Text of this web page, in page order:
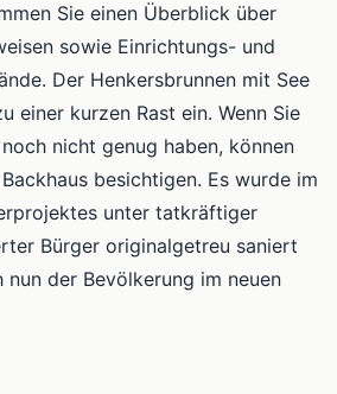
Sie einen Überblick über
sowie Einrichtungs- und
Der Henkersbrunnen mit See
einer kurzen Rast ein. Wenn Sie
nicht genug haben, können
besichtigen. Es wurde im
unter tatkräftiger
Bürger originalgetreu saniert
der Bevölkerung im neuen